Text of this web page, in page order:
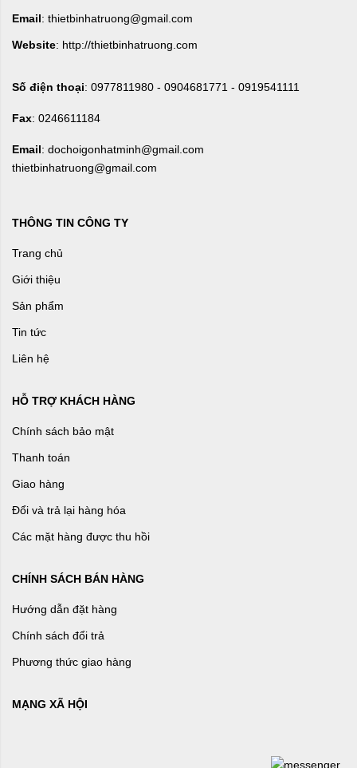
Email: thietbinhatruong@gmail.com
Website: http://thietbinhatruong.com
Số điện thoại: 0977811980 - 0904681771 - 0919541111
Fax: 0246611184
Email: dochoigonhatminh@gmail.com
thietbinhatruong@gmail.com
THÔNG TIN CÔNG TY
Trang chủ
Giới thiệu
Sản phẩm
Tin tức
Liên hệ
HỖ TRỢ KHÁCH HÀNG
Chính sách bảo mật
Thanh toán
Giao hàng
Đổi và trả lại hàng hóa
Các mặt hàng được thu hồi
CHÍNH SÁCH BÁN HÀNG
Hướng dẫn đặt hàng
Chính sách đổi trả
Phương thức giao hàng
MẠNG XÃ HỘI